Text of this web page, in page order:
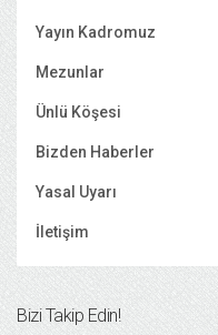
Yayın Kadromuz
Mezunlar
Ünlü Köşesi
Bizden Haberler
Yasal Uyarı
İletişim
Bizi Takip Edin!